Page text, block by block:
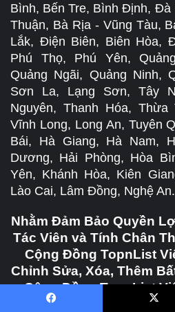
Bình, Bến Tre, Bình Định,
Thuận, Bà Rịa - Vũng Tàu,
Lắk, Điện Biên, Biên Hòa,
Phú Thọ, Phú Yên,
Quảng Ngãi, Quảng Ninh,
Sơn La, Lạng Sơn, Tây
Nguyên, Thanh Hóa, Thừa
Vĩnh Long, Long An, Tuyên
Bái, Hà Giang, Hà Nam,
Dương, Hải Phòng, Hòa
Yên, Khánh Hòa, Kiên
Lào Cai, Lâm Đồng, Nghệ An.
Nhằm Đảm Bảo Quyền
Tác Viên và Tính Chân
Cộng Đồng TopnList
Chỉnh Sửa, Xóa, Thêm
Cộng Đồng TopnList
Chính Đáng